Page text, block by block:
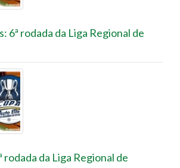
6ª rodada da Liga Regional de
rodada da Liga Regional de